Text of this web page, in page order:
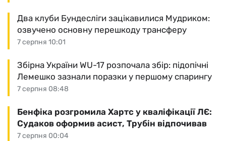
7 серпня 10:01
Два клуби Бундесліги зацікавилися Мудриком:
озвучено основну перешкоду трансферу
7 серпня 08:48
Збірна України WU-17 розпочала збір: підопічні
Лемешко зазнали поразки у першому спарингу
7 серпня 00:04
Бенфіка розгромила Хартс у кваліфікації ЛЄ:
Судаков оформив асист, Трубін відпочивав